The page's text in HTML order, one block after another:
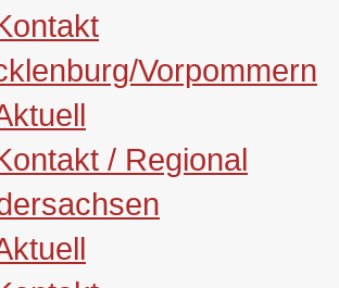
Vorpommern
/ Regional